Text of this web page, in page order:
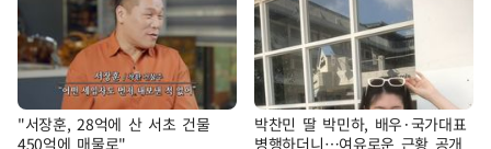
"서장훈, 28억에 산 서초 건물
450억에 매물로"
박찬민 딸 박민하, 배우·국가대표
병행하더니…여유로운 근황 공개